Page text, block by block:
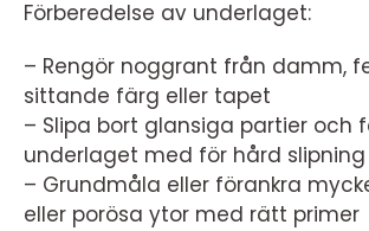
Förberedelse av underlaget:
– Rengör noggrant från damm,
sittande färg eller tapet
– Slipa bort glansiga partier och
underlaget med för hård slipning
– Grundmåla eller förankra
eller porösa ytor med rätt primer